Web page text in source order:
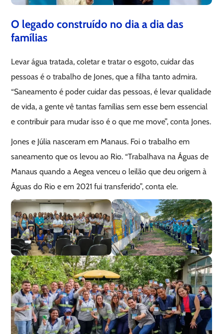
O legado construído no dia a dia das
famílias
Levar água tratada, coletar e tratar o esgoto, cuidar das
pessoas é o trabalho de Jones, que a filha tanto admira.
“Saneamento é poder cuidar das pessoas, é levar qualidade
de vida, a gente vê tantas famílias sem esse bem essencial
e contribuir para mudar isso é o que me move”, conta Jones.
Jones e Júlia nasceram em Manaus. Foi o trabalho em
saneamento que os levou ao Rio. “Trabalhava na Águas de
Manaus quando a Aegea venceu o leilão que deu origem à
Águas do Rio e em 2021 fui transferido”, conta ele.